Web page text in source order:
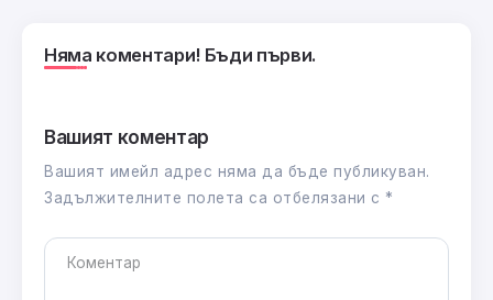
Няма коментари! Бъди първи.
Вашият коментар
Вашият имейл адрес няма да бъде публикуван.
Задължителните полета са отбелязани с *